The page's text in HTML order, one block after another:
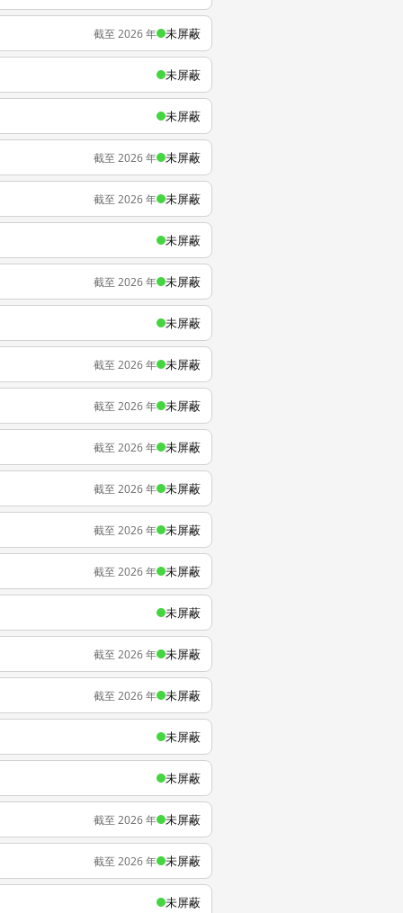
截至 2026 年 未屏蔽
未屏蔽
未屏蔽
截至 2026 年 未屏蔽
截至 2026 年 未屏蔽
未屏蔽
截至 2026 年 未屏蔽
未屏蔽
截至 2026 年 未屏蔽
截至 2026 年 未屏蔽
截至 2026 年 未屏蔽
截至 2026 年 未屏蔽
截至 2026 年 未屏蔽
截至 2026 年 未屏蔽
未屏蔽
截至 2026 年 未屏蔽
截至 2026 年 未屏蔽
未屏蔽
未屏蔽
截至 2026 年 未屏蔽
截至 2026 年 未屏蔽
未屏蔽